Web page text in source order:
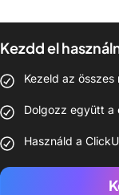
Kezdd el
Kezeld az
Dolgozz együtt a
Használd a